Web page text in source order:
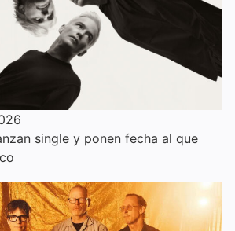
single y ponen fecha al que